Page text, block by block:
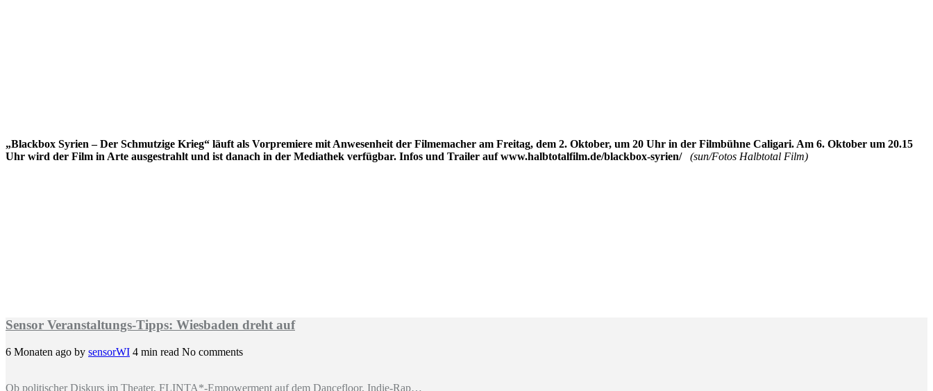
„Blackbox Syrien – Der Schmutzige Krieg“ läuft als Vorpremiere mit Anwesenheit der Filmemacher am Freitag, dem 2. Oktober, um 20 Uhr in der Filmbühne Caligari. Am 6. Oktober um 20.15
Uhr wird der Film in Arte ausgestrahlt und ist danach in der Mediathek verfügbar. Infos und Trailer auf www.halbtotalfilm.de/blackbox-syrien/ (sun/Fotos Halbtotal Film)
Sensor Veranstaltungs-Tipps: Wiesbaden dreht auf
6 Monaten ago by sensorWI 4 min read No comments
Ob politischer Diskurs im Theater, FLINTA*-Empowerment auf dem Dancefloor, Indie-Rap…